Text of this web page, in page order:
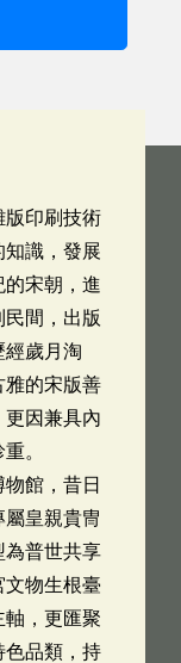
版印刷技術
知識，發展
的宋朝，進
間，出版
經歲月淘
雅的宋版善
因兼具內
。
館，昔日
皇親貴冑
為普世共享
文物生根臺
，更匯聚
色品類，持